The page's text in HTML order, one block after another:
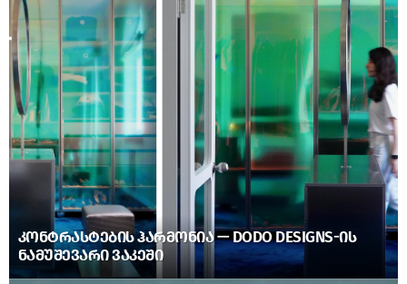
ᲙᲝᲜᲢᲠᲐᲡᲢᲔᲑᲘᲡ ᲰᲐᲠᲛᲝᲜᲘᲐ — DODO DESIGNS-ᲘᲡ
ᲜᲐᲛᲣᲨᲔᲕᲐᲠᲘ ᲕᲐᲙᲔᲨᲘ